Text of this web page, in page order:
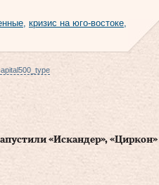
, кризис на юго-востоке,
«Искандер», «Циркон»